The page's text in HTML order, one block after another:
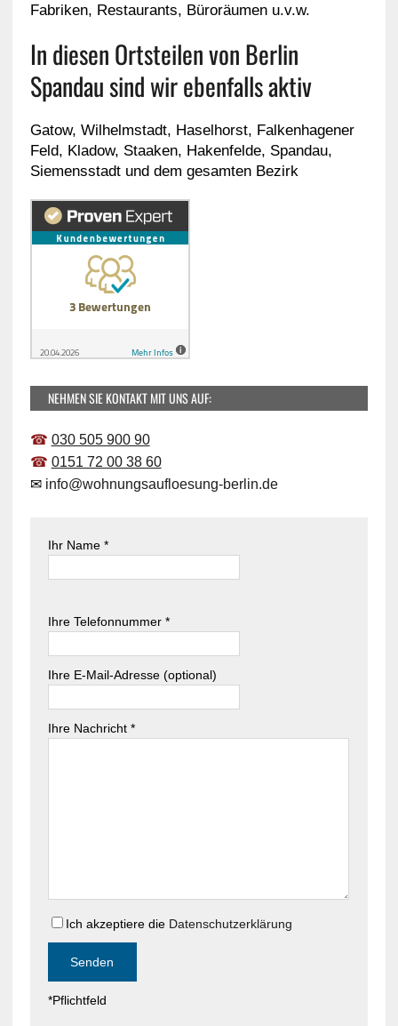
Fabriken, Restaurants, Büroräumen u.v.w.
In diesen Ortsteilen von Berlin
Spandau sind wir ebenfalls aktiv
Gatow, Wilhelmstadt, Haselhorst, Falkenhagener
Feld, Kladow, Staaken, Hakenfelde, Spandau,
Siemensstadt und dem gesamten Bezirk
NEHMEN SIE KONTAKT MIT UNS AUF:
☎ 030 505 900 90
☎ 0151 72 00 38 60
✉ info@wohnungsaufloesung-berlin.de
Ihr Name *
t
e
l
a
s
F
e
l
l
e
i
t
e
l
a
F
e
d
l
Ihre Telefonnummer *
Ihre E-Mail-Adresse (optional)
Ihre Nachricht *
Ich akzeptiere die Datenschutzerklärung
*Pflichtfeld